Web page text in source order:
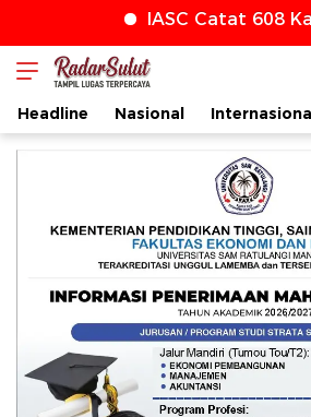
IASC Catat 608
Headline Nasional